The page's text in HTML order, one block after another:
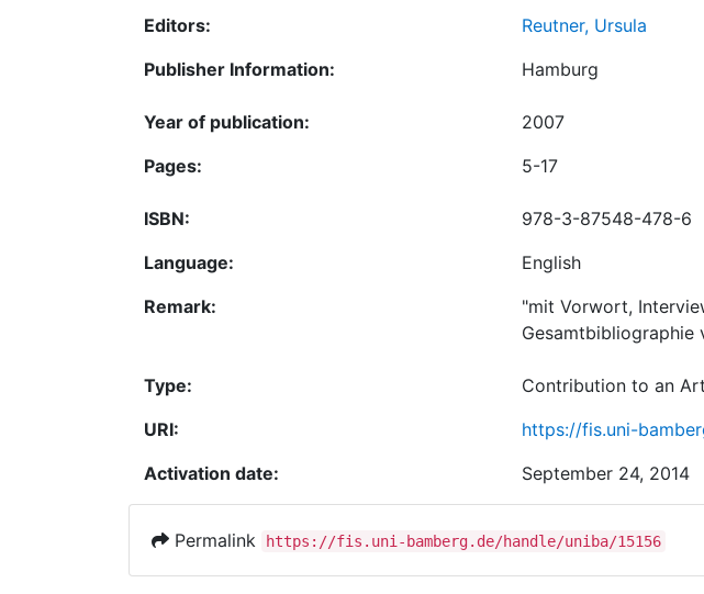
Editors:
Reutner, Ursula
Publisher Information:
Hamburg
Year of publication:
2007
Pages:
5-17
ISBN:
978-3-87548-478-6
Language:
English
Remark:
"mit Vorwort,
Gesamtbibliographie
Type:
Contribution to an
URI:
https://fis.uni-
Activation date:
September 24, 2014
Permalink https://fis.uni-bamberg.de/handle/uniba/15156